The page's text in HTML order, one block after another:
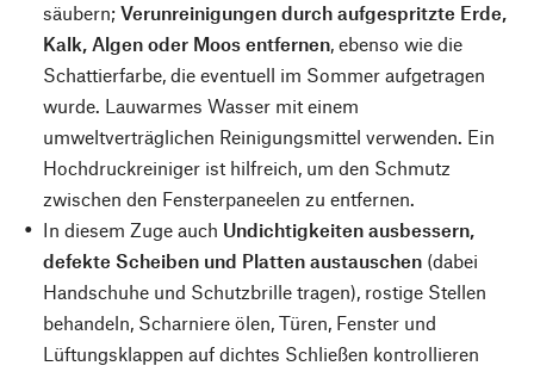
säubern; Verunreinigungen durch aufgespritzte Erde,
Kalk, Algen oder Moos entfernen, ebenso wie die
Schattierfarbe, die eventuell im Sommer aufgetragen
wurde. Lauwarmes Wasser mit einem
umweltverträglichen Reinigungsmittel verwenden. Ein
Hochdruckreiniger ist hilfreich, um den Schmutz
zwischen den Fensterpaneelen zu entfernen.
In diesem Zuge auch Undichtigkeiten ausbessern,
defekte Scheiben und Platten austauschen (dabei
Handschuhe und Schutzbrille tragen), rostige Stellen
behandeln, Scharniere ölen, Türen, Fenster und
Lüftungsklappen auf dichtes Schließen kontrollieren